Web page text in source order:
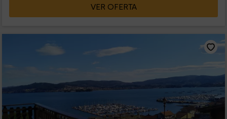
VER OFERTA